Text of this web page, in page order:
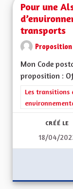
Pour une
transports
Mon Code
proposition :
Filtrer les
Les transitions
CRÉÉ LE
18/04/